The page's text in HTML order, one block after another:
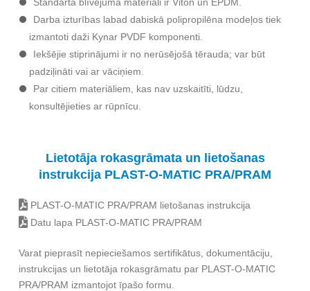
Darba izturības labad dabiskā polipropilēna modeļos tiek
izmantoti daži Kynar PVDF komponenti.
Iekšējie stiprinājumi ir no nerūsējošā tērauda; var būt
padziļināti vai ar vāciņiem.
Par citiem materiāliem, kas nav uzskaitīti, lūdzu,
konsultējieties ar rūpnīcu.
Lietotāja rokasgrāmata un lietošanas
instrukcija PLAST-O-MATIC PRA/PRAM
PLAST-O-MATIC PRA/PRAM lietošanas instrukcija
Datu lapa PLAST-O-MATIC PRA/PRAM
Varat pieprasīt nepieciešamos sertifikātus, dokumentāciju,
instrukcijas un lietotāja rokasgrāmatu par PLAST-O-MATIC
PRA/PRAM izmantojot īpašo formu.